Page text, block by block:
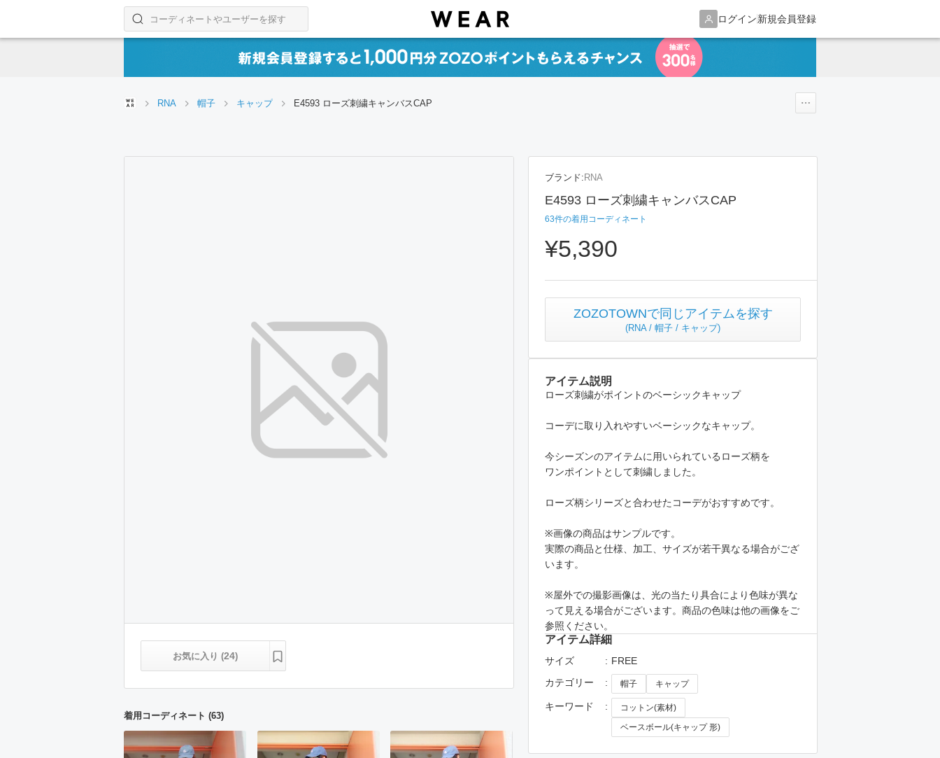
ログイン新規会員登録
コーディネートやユーザーを探す
検索する
RNA 帽子 キャップ E4593 ローズ刺繍キャンバスCAP
お気に入り (24)
ブランド: RNA
E4593 ローズ刺繍キャンバスCAP
63件の着用コーディネート
¥5,390
ZOZOTOWNで同じアイテムを探す
(RNA / 帽子 / キャップ)
アイテム説明
ローズ刺繍がポイントのベーシックキャップ
コーデに取り入れやすいベーシックなキャップ。
今シーズンのアイテムに用いられているローズ柄を
ワンポイントとして刺繍しました。
ローズ柄シリーズと合わせたコーデがおすすめです。
※画像の商品はサンプルです。
実際の商品と仕様、加工、サイズが若干異なる場合がござ
います。
※屋外での撮影画像は、光の当たり具合により色味が異な
って見える場合がございます。商品の色味は他の画像をご
参照ください。
アイテム詳細
サイズ
FREE
カテゴリー
帽子 キャップ
キーワード
コットン(素材)
ベースボール(キャップ 形)
着用コーディネート (63)